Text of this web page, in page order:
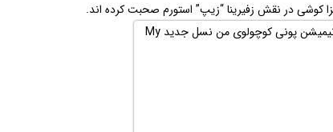
کوشی در نقش زفیرینا “زیپ” استورم صحبت کرده اند.